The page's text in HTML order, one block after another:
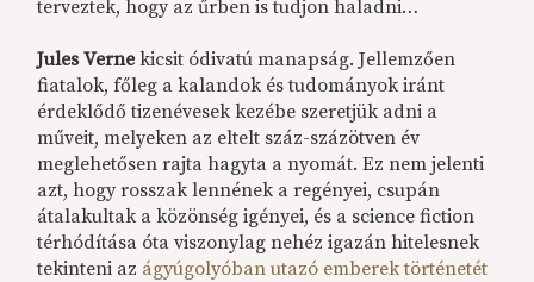
terveztek, hogy az űrben is tudjon haladni…
Jules Vernekicsit ódivatú manapság. Jellemzően
fiatalok, főleg a kalandok és tudományok iránt
érdeklődő tizenévesek kezébe szeretjük adni a
műveit, melyeken az eltelt száz-százötven év
meglehetősen rajta hagyta a nyomát. Ez nem jelenti
azt, hogy rosszak lennének a regényei, csupán
átalakultak a közönség igényei, és a science fiction
térhódítása óta viszonylag nehéz igazán hitelesnek
tekinteni az ágyúgolyóban utazó emberek történetét